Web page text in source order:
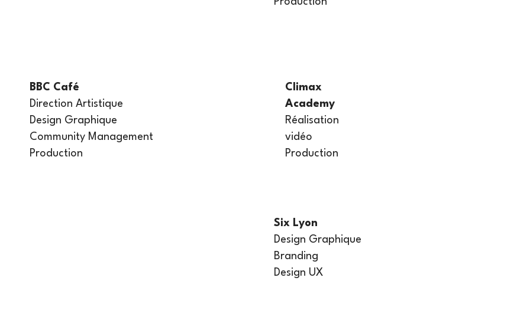
BBC Café
Direction Artistique
Design Graphique
Community Management
Production
Climax
Academy
Réalisation
vidéo
Production
Six Lyon
Design Graphique
Branding
Design UX